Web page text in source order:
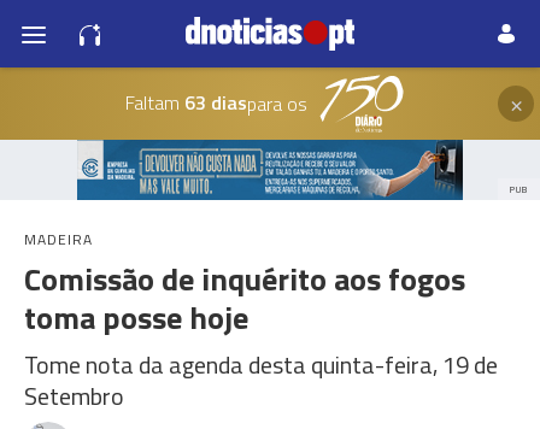
Faltam 63 diaspara os ×
PUB
MADEIRA
Comissão de inquérito aos fogos
toma posse hoje
Tome nota da agenda desta quinta-feira, 19 de
Setembro